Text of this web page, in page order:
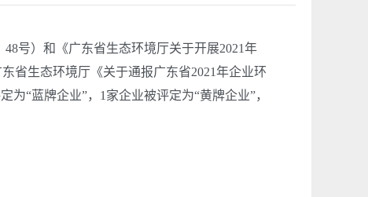
号）和《广东省生态环境厅关于开展2021年
省生态环境厅《关于通报广东省2021年企业环
“蓝牌企业”，1家企业被评定为“黄牌企业”，